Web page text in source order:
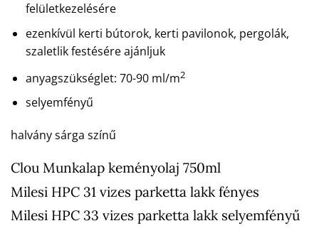
felületkezelésére
ezenkívül kerti bútorok, kerti pavilonok, pergolák,
szaletlik festésére ajánljuk
anyagszükséglet: 70-90 ml/m2
selyemfényű
halvány sárga színű
Clou Munkalap keményolaj 750ml
Milesi HPC 31 vizes parketta lakk fényes
Milesi HPC 33 vizes parketta lakk selyemfényű